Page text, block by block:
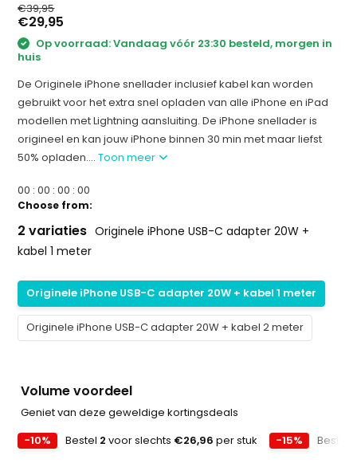
€39,95
€29,95
Op voorraad: Vandaag vóór 23:30 besteld, morgen in
huis
De Originele iPhone snellader inclusief kabel kan worden
gebruikt voor het extra snel opladen van alle iPhone en iPad
modellen met Lightning aansluiting. De iPhone snellader is
origineel en kan jouw iPhone binnen 30 min met maar liefst
50% opladen....Toon meer
00 :00 :00 :00
Choose from:
2 variaties Originele iPhone USB-C adapter 20W +
kabel 1 meter
Originele iPhone USB-C adapter 20W + kabel 1 meter
Originele iPhone USB-C adapter 20W + kabel 2 meter
Volume voordeel
Geniet van deze geweldige kortingsdeals
-10%
Bestel 2 voor slechts €26,96 per stuk -15% Bestel